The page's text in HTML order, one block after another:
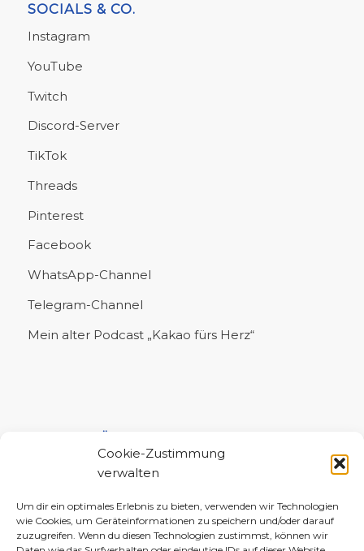
Cookie-Zustimmung
verwalten
Um dir ein optimales Erlebnis zu bieten, verwenden wir Technologien
wie Cookies, um Geräteinformationen zu speichern und/oder darauf
zuzugreifen. Wenn du diesen Technologien zustimmst, können wir
SOCIALS & CO.
Instagram
YouTube
Twitch
Discord-Server
TikTok
Threads
Pinterest
Facebook
WhatsApp-Channel
Telegram-Channel
Mein alter Podcast „Kakao fürs Herz“